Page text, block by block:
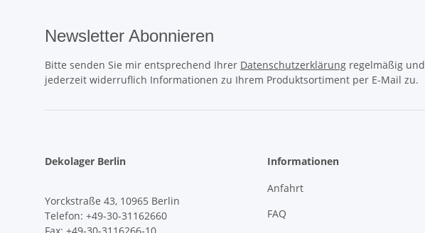
Newsletter Abonnieren
Bitte senden Sie mir entsprechend Ihrer Datenschutzerklärung regelmäßig und
jederzeit widerruflich Informationen zu Ihrem Produktsortiment per E-Mail zu.
Dekolager Berlin
Yorckstraße 43, 10965 Berlin
Telefon: +49-30-31162660
Informationen
Anfahrt
FAQ